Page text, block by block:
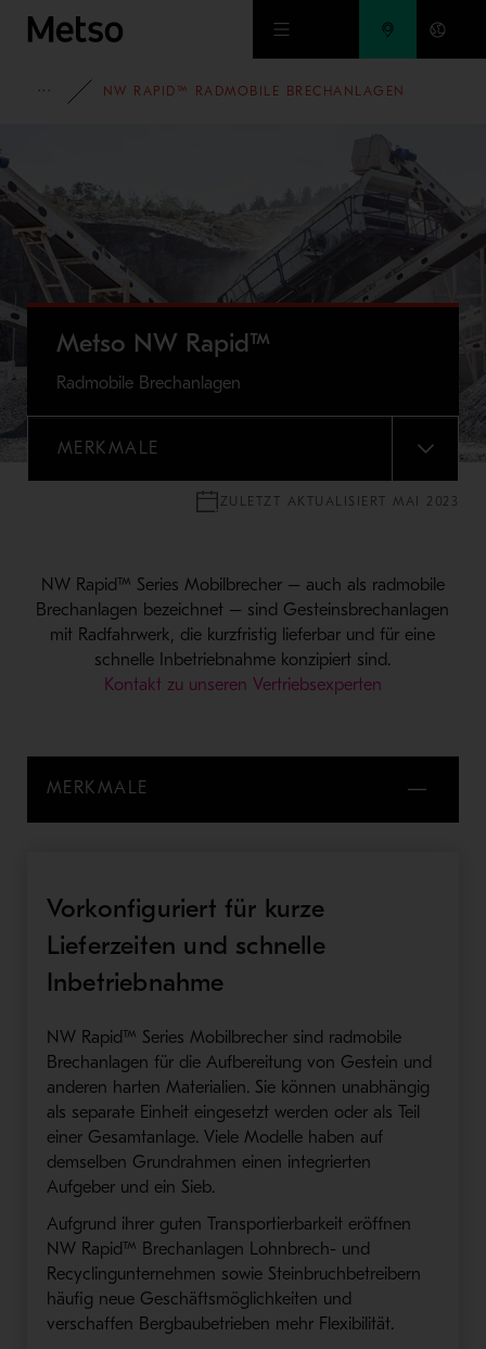
Zum Hauptinhalt springen
PORTFOLIO
NW RAPID™ RADMOBILE BRECHANLAGEN
Metso NW Rapid™
Radmobile Brechanlagen
MERKMALE
MENU
ZULETZT AKTUALISIERT MAI 2023
NW Rapid™ Series Mobilbrecher – auch als radmobile
Brechanlagen bezeichnet – sind Gesteinsbrechanlagen
mit Radfahrwerk, die kurzfristig lieferbar und für eine
schnelle Inbetriebnahme konzipiert sind.
Kontakt zu unseren Vertriebsexperten
MERKMALE
Vorkonfiguriert für kurze
Lieferzeiten und schnelle
Inbetriebnahme
NW Rapid™ Series Mobilbrecher sind radmobile
Brechanlagen für die Aufbereitung von Gestein und
anderen harten Materialien. Sie können unabhängig
als separate Einheit eingesetzt werden oder als Teil
einer Gesamtanlage. Viele Modelle haben auf
demselben Grundrahmen einen integrierten
Aufgeber und ein Sieb.
Aufgrund ihrer guten Transportierbarkeit eröffnen
NW Rapid™ Brechanlagen Lohnbrech- und
Recyclingunternehmen sowie Steinbruchbetreibern
häufig neue Geschäftsmöglichkeiten und
verschaffen Bergbaubetrieben mehr Flexibilität.